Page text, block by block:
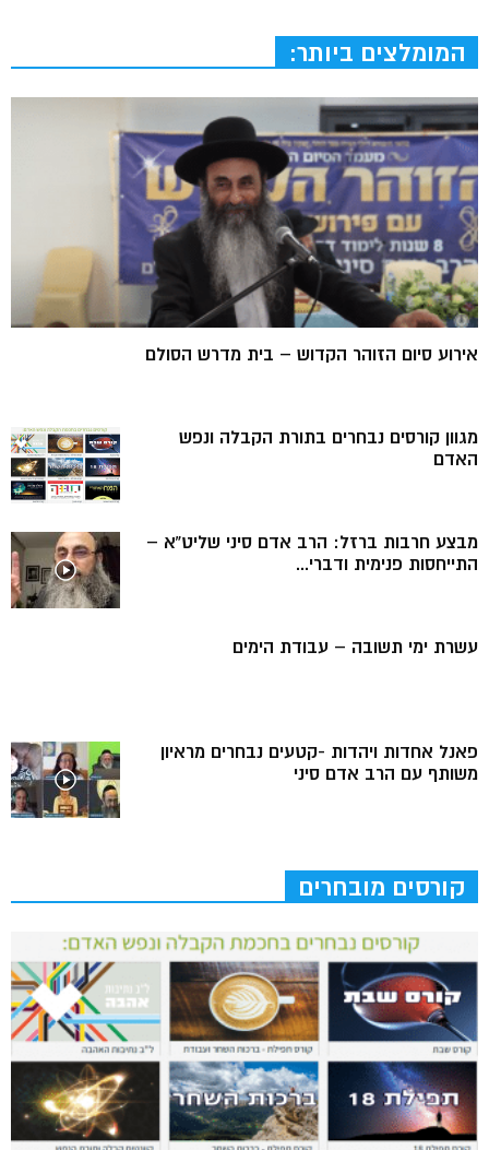
המומלצים ביותר:
אירוע סיום הזוהר הקדוש – בית מדרש הסולם
מגוון קורסים נבחרים בתורת הקבלה ונפש
האדם
מבצע חרבות ברזל: הרב אדם סיני שליט”א –
התייחסות פנימית ודברי...
עשרת ימי תשובה – עבודת הימים
פאנל אחדות ויהדות -קטעים נבחרים מראיון
משותף עם הרב אדם סיני
קורסים מובחרים